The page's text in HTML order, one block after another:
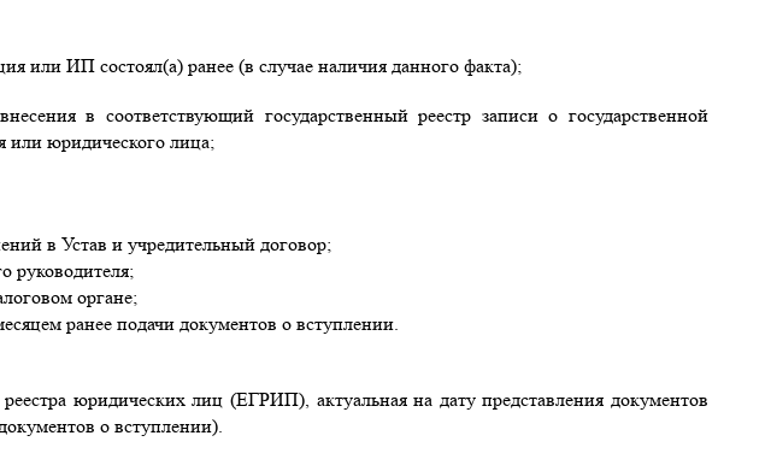
или ИП состоял(а) ранее (в случае наличия данного факта);
в соответствующий государственный реестр записи о государственной
или юридического лица;
в Устав и учредительный договор;
руководителя;
органе;
ранее подачи документов о вступлении.
юридических лиц (ЕГРИП), актуальная на дату представления документов
о вступлении).